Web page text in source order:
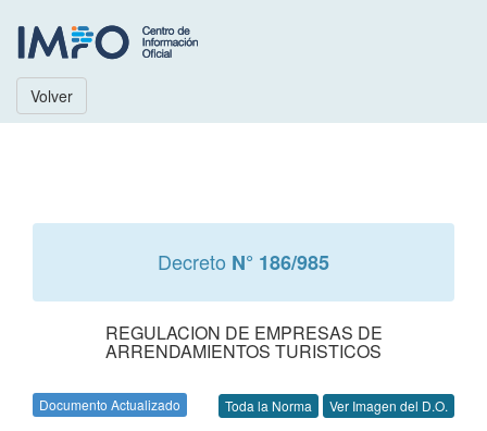
Volver
Decreto N° 186/985
REGULACION DE EMPRESAS DE
ARRENDAMIENTOS TURISTICOS
Documento Actualizado Toda la Norma Ver Imagen del D.O.